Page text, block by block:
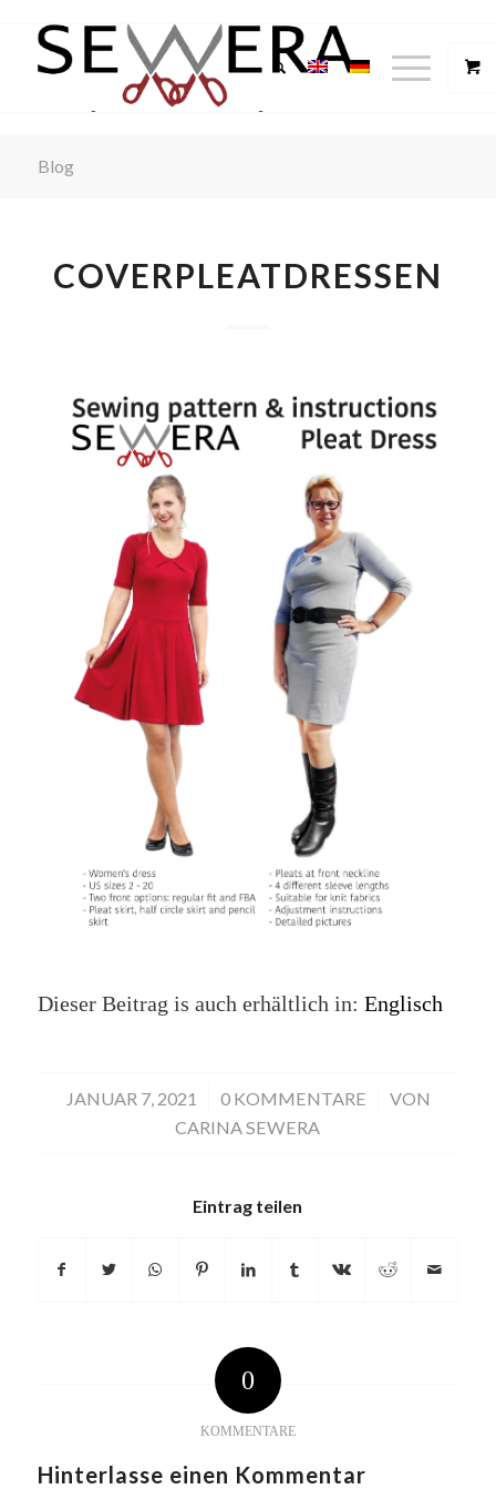
Blog
COVERPLEATDRESSEN
Dieser Beitrag is auch erhältlich in: Englisch
JANUAR 7, 2021
/ 0 KOMMENTARE
/
VON
CARINA SEWERA
Eintrag teilen
0
KOMMENTARE
Hinterlasse einen Kommentar